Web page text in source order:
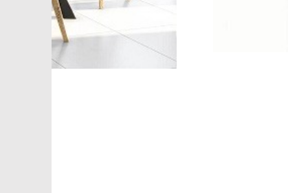
ЗАМОВЛЕННЯ
ЗАМОВЛЕННЯ
ТЦ ГОРА, м. Львів, вул. Б. Хмельницького, 176
тел.096-140-20-45